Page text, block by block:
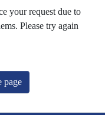
your request due to
Please try again
page